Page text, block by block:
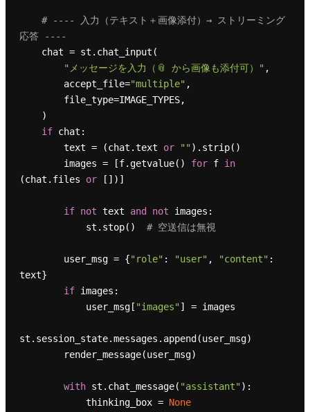
# ---- 入力（テキスト＋画像添付）→ ストリーミング
応答 ----
"メッセージを入力（📎 から画像も添付可）" ,
        accept_file=
"multiple" ,
if chat:
        text = (chat.text
or "" ).strip()
        images = [f.getvalue()
for f in
(chat.files or [])]
if not text and not images:
            st.stop()
# 空送信は無視
        user_msg = {
"role" : "user" , "content" :
text}
if images:
            user_msg[
"images" ] = images
st.session_state.messages.append(user_msg)
with st.chat_message( "assistant" ):
            thinking_box =
None